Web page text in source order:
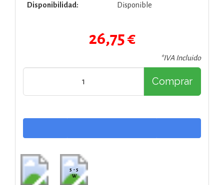
Disponibilidad: Disponible
26,75 €
*IVA Incluido
Comprar
5 - 5
W